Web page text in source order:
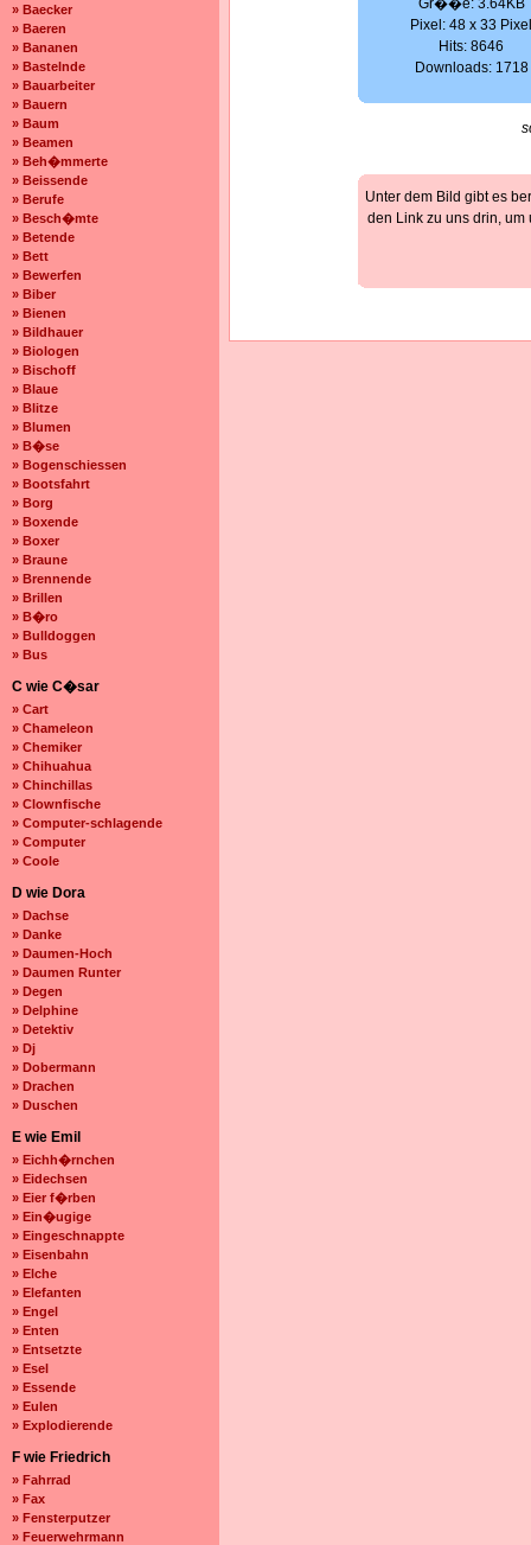
» Baecker
» Baeren
» Bananen
» Bastelnde
» Bauarbeiter
» Bauern
» Baum
» Beamen
» Beh�mmerte
» Beissende
» Berufe
» Besch�mte
» Betende
» Bett
» Bewerfen
» Biber
» Bienen
» Bildhauer
» Biologen
» Bischoff
» Blaue
» Blitze
» Blumen
» B�se
» Bogenschiessen
» Bootsfahrt
» Borg
» Boxende
» Boxer
» Braune
» Brennende
» Brillen
» B�ro
» Bulldoggen
» Bus
C wie C�sar
» Cart
» Chameleon
» Chemiker
» Chihuahua
» Chinchillas
» Clownfische
» Computer-schlagende
» Computer
» Coole
D wie Dora
» Dachse
» Danke
» Daumen-Hoch
» Daumen Runter
» Degen
» Delphine
» Detektiv
» Dj
» Dobermann
» Drachen
» Duschen
E wie Emil
» Eichh�rnchen
» Eidechsen
» Eier f�rben
» Ein�ugige
» Eingeschnappte
» Eisenbahn
» Elche
» Elefanten
» Engel
» Enten
» Entsetzte
» Esel
» Essende
» Eulen
» Explodierende
F wie Friedrich
» Fahrrad
» Fax
» Fensterputzer
» Feuerwehrmann
Gr��e: 3.64KB
Pixel: 48 x 33
Hits: 8646
Downloads: 1718
Unter dem Bild gibt es
den Link zu uns drin,